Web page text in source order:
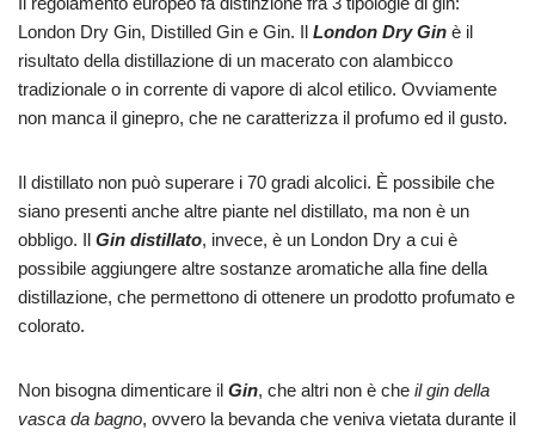
London Dry Gin, Distilled Gin e Gin. Il London Dry Gin è il
risultato della distillazione di un macerato con alambicco
tradizionale o in corrente di vapore di alcol etilico. Ovviamente
non manca il ginepro, che ne caratterizza il profumo ed il gusto.
Il distillato non può superare i 70 gradi alcolici. Ѐ possibile che
siano presenti anche altre piante nel distillato, ma non è un
obbligo. Il Gin distillato, invece, è un London Dry a cui è
possibile aggiungere altre sostanze aromatiche alla fine della
distillazione, che permettono di ottenere un prodotto profumato e
colorato.
Non bisogna dimenticare il Gin, che altri non è che il gin della
vasca da bagno, ovvero la bevanda che veniva vietata durante il